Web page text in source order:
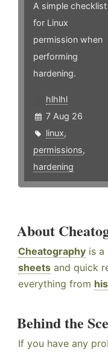
A simple checklist
for Linux
permission when
performing
hardening.
hlhlhl
7 Aug 26
linux,
permissions,
hardening
About
Cheatography is
sheets and quick
everything from
Behind the
If you have any